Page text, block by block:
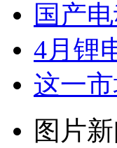
国产
4月锂
这一
图片